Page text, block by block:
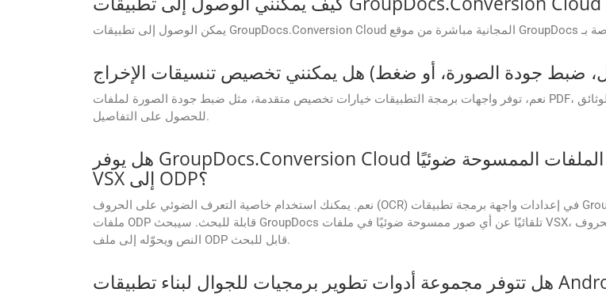
نعم، توفر واجهات برمجة التطبيقات خيارات تخصيص متقدمة، مثل ضبط جودة الصورة لملفات PDF، وتحديد نطاقات الصفحات للتحويل، وضبط مستويات الضغط. راجع الوثائق
للحصول على التفاصيل.
هل يوفر GroupDocs.Conversion Cloud خاصية التعرف الضوئي على الحروف عند تحويل الملفات الممسوحة ضوئيًا
VSX إلى ODP؟
نعم. يمكنك استخدام خاصية التعرف الضوئي على الحروف (OCR) في إعدادات واجهة برمجة تطبيقات GroupDocs.Conversion Cloud عند تحويل ملفات VSX الممسوحة ضوئيًا إلى
ملفات ODP قابلة للبحث. سيبحث GroupDocs تلقائيًا عن أي صور ممسوحة ضوئيًا في ملفات VSX، ويُفعّل خاصية التعرف الضوئي على الحروف (OCR) حسب تفضيلاتك، ثم يستخرج
النص ويحوّله إلى ملف ODP قابل للبحث.